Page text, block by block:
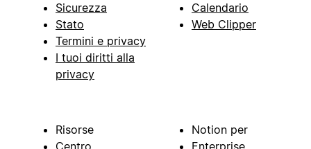
Sicurezza
Stato
Termini e privacy
I tuoi diritti alla
privacy
Calendario
Web Clipper
Risorse
Notion per